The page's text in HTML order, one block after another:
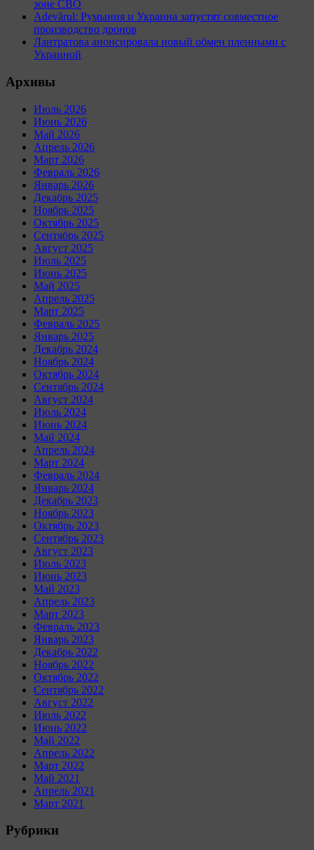
зоне СВО
Adevărul: Румыния и Украина запустят совместное
производство дронов
Лантратова анонсировала новый обмен пленными с
Украиной
Архивы
Июль 2026
Июнь 2026
Май 2026
Апрель 2026
Март 2026
Февраль 2026
Январь 2026
Декабрь 2025
Ноябрь 2025
Октябрь 2025
Сентябрь 2025
Август 2025
Июль 2025
Июнь 2025
Май 2025
Апрель 2025
Март 2025
Февраль 2025
Январь 2025
Декабрь 2024
Ноябрь 2024
Октябрь 2024
Сентябрь 2024
Август 2024
Июль 2024
Июнь 2024
Май 2024
Апрель 2024
Март 2024
Февраль 2024
Январь 2024
Декабрь 2023
Ноябрь 2023
Октябрь 2023
Сентябрь 2023
Август 2023
Июль 2023
Июнь 2023
Май 2023
Апрель 2023
Март 2023
Февраль 2023
Январь 2023
Декабрь 2022
Ноябрь 2022
Октябрь 2022
Сентябрь 2022
Август 2022
Июль 2022
Июнь 2022
Май 2022
Апрель 2022
Март 2022
Май 2021
Апрель 2021
Март 2021
Рубрики